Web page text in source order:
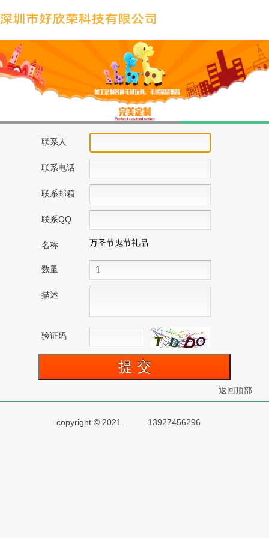
联系人
联系电话
联系邮箱
联系QQ
名称 万圣节鬼节礼品
数量
描述
验证码
返回顶部
copyright © 2021 13927456296